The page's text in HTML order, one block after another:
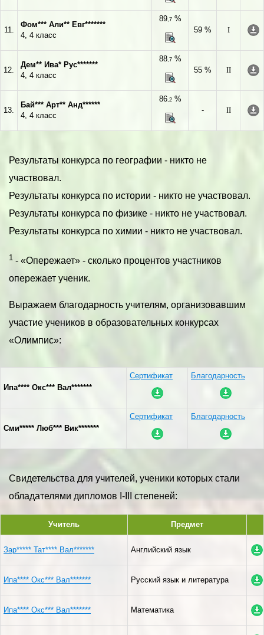
11.
Фом*** Али** Евг*******
4, 4 класс
89,7%
59 %
I
12.
Дем** Ива* Рус*******
4, 4 класс
88,7%
55 %
II
13.
Бай*** Арт** Анд******
4, 4 класс
86,2%
-
II
Результаты конкурса по географии - никто не
участвовал.
Результаты конкурса по истории - никто не участвовал.
Результаты конкурса по физике - никто не участвовал.
Результаты конкурса по химии - никто не участвовал.
1 - «Опережает» - сколько процентов участников
опережает ученик.
Выражаем благодарность учителям, организовавшим
участие учеников в образовательных конкурсах
«Олимпис»:
Ипа**** Окс*** Вал*******
Сертификат Благодарность
Сми***** Люб*** Вик*******
Сертификат Благодарность
Свидетельства для учителей, ученики которых стали
обладателями дипломов I-III степеней:
Учитель Предмет
Зар***** Тат**** Вал******* Английский язык
Ипа**** Окс*** Вал******* Русский язык и литература
Ипа**** Окс*** Вал******* Математика